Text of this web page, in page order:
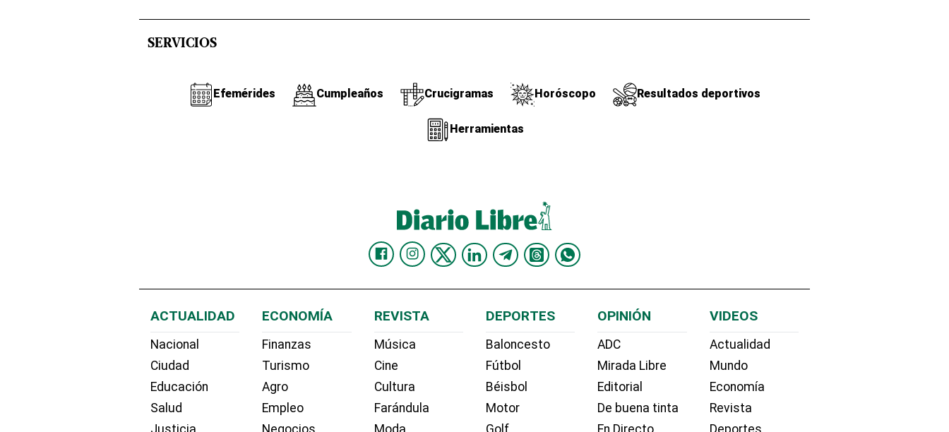
SERVICIOS
Efemérides Cumpleaños Crucigramas Horóscopo Resultados deportivos
Herramientas
ACTUALIDAD
Nacional
Ciudad
Educación
Salud
Justicia
ECONOMÍA
Finanzas
Turismo
Agro
Empleo
Negocios
REVISTA
Música
Cine
Cultura
Farándula
Moda
DEPORTES
Baloncesto
Fútbol
Béisbol
Motor
Golf
OPINIÓN
ADC
Mirada Libre
Editorial
De buena tinta
En Directo
VIDEOS
Actualidad
Mundo
Economía
Revista
Deportes